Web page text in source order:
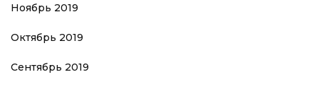
Ноябрь 2019
Октябрь 2019
Сентябрь 2019